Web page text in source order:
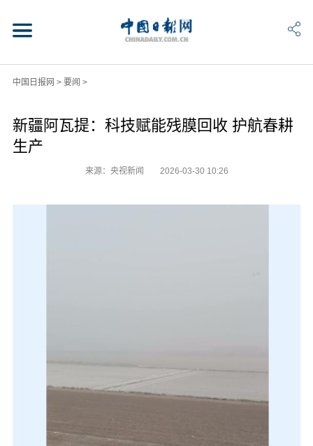
中国日报网 > 要闻 >
新疆阿瓦提：科技赋能残膜回收 护航春耕
生产
来源：央视新闻 2026-03-30 10:26